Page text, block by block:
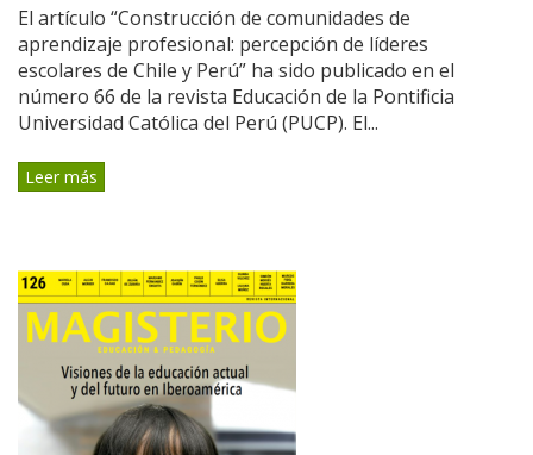
El artículo “Construcción de comunidades de
aprendizaje profesional: percepción de líderes
escolares de Chile y Perú” ha sido publicado en el
número 66 de la revista Educación de la Pontificia
Universidad Católica del Perú (PUCP). El...
Leer más